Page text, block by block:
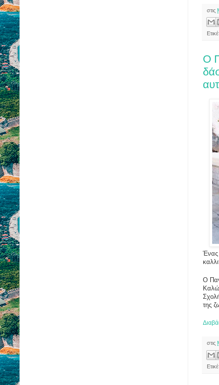
στις
Ο
Ένας
Ο
της
στις